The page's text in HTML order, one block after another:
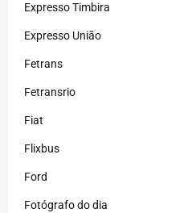
Expresso Timbira
Expresso União
Fetrans
Fetransrio
Fiat
Flixbus
Ford
Fotógrafo do dia